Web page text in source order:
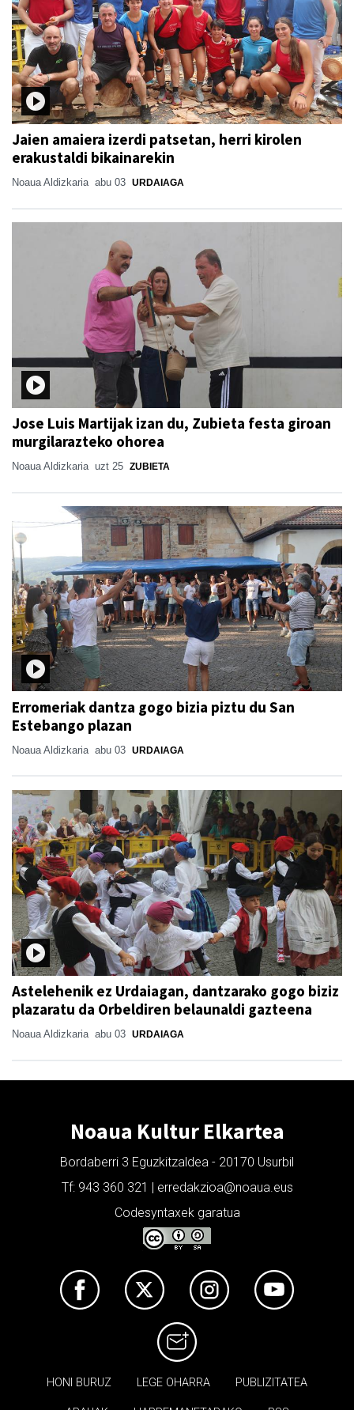
Jaien amaiera izerdi patsetan, herri kirolen
erakustaldi bikainarekin
Noaua Aldizkaria abu 03 URDAIAGA
Jose Luis Martijak izan du, Zubieta festa giroan
murgilarazteko ohorea
Noaua Aldizkaria uzt 25 ZUBIETA
Erromeriak dantza gogo bizia piztu du San
Estebango plazan
Noaua Aldizkaria abu 03 URDAIAGA
Astelehenik ez Urdaiagan, dantzarako gogo biziz
plazaratu da Orbeldiren belaunaldi gazteena
Noaua Aldizkaria abu 03 URDAIAGA
Noaua Kultur Elkartea
Bordaberri 3 Eguzkitzaldea - 20170 Usurbil
Tf: 943 360 321 | erredakzioa@noaua.eus
Codesyntaxek garatua
HONI BURUZ LEGE OHARRA PUBLIZITATEA